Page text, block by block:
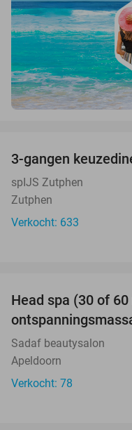
3-gangen
spIJS Zutphen
Zutphen
Verkocht: 633
Head spa (30 of
Sadaf beautysalon
Apeldoorn
Verkocht: 78